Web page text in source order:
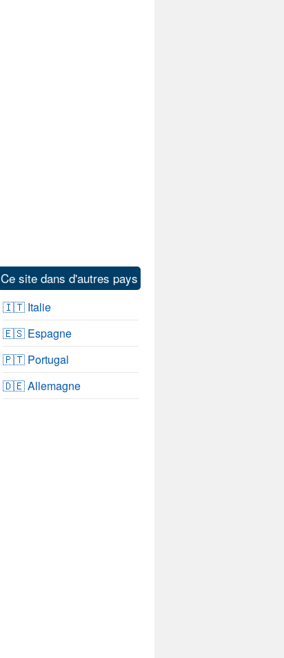
Ce site dans d'autres pays
🇮🇹 Italie
🇪🇸 Espagne
🇵🇹 Portugal
🇩🇪 Allemagne